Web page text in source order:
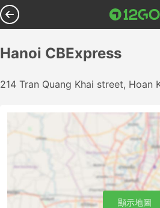
Hanoi CBExpress
214 Tran Quang Khai street, Hoan
顯示地圖